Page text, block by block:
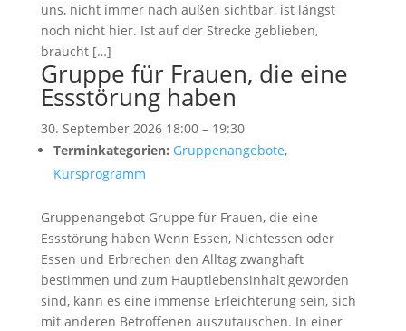
uns, nicht immer nach außen sichtbar, ist längst
noch nicht hier. Ist auf der Strecke geblieben,
braucht […]
Gruppe für Frauen, die eine
Essstörung haben
30. September 2026 18:00– 19:30
Terminkategorien: Gruppenangebote,
Kursprogramm
Gruppenangebot Gruppe für Frauen, die eine
Essstörung haben Wenn Essen, Nichtessen oder
Essen und Erbrechen den Alltag zwanghaft
bestimmen und zum Hauptlebensinhalt geworden
sind, kann es eine immense Erleichterung sein, sich
mit anderen Betroffenen auszutauschen. In einer